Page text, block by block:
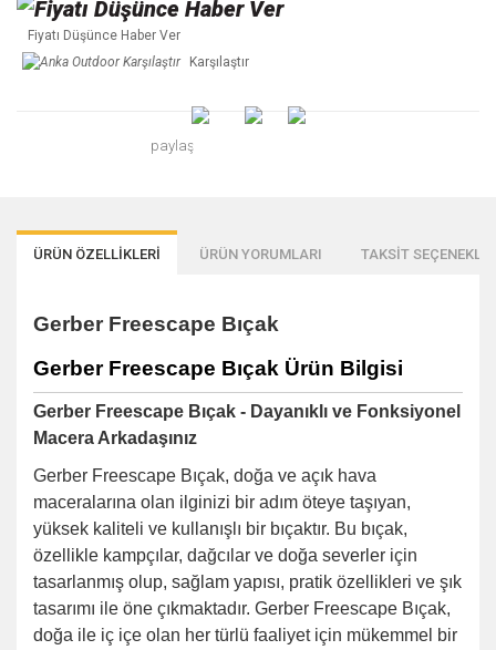
Fiyatı Düşünce Haber Ver
Karşılaştır
paylaş
ÜRÜN ÖZELLİKLERİ ÜRÜN YORUMLARI TAKSİT
Gerber Freescape Bıçak
Gerber Freescape Bıçak Ürün Bilgisi
Gerber Freescape Bıçak - Dayanıklı ve Fonksiyonel
Macera Arkadaşınız
Gerber Freescape Bıçak, doğa ve açık hava
maceralarına olan ilginizi bir adım öteye taşıyan,
yüksek kaliteli ve kullanışlı bir bıçaktır. Bu bıçak,
özellikle kampçılar, dağcılar ve doğa severler için
tasarlanmış olup, sağlam yapısı, pratik özellikleri ve şık
tasarımı ile öne çıkmaktadır. Gerber Freescape Bıçak,
doğa ile iç içe olan her türlü faaliyet için mükemmel bir